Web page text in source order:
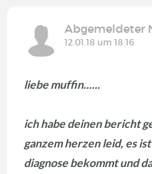
Abgemeldeter
12.01.18 um 18:16
liebe muffin......
ich habe deinen bericht
ganzem herzen leid, es
diagnose bekommt und